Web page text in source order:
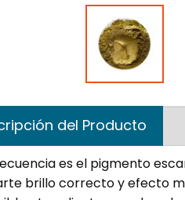
del Producto
es el pigmento
brillo correcto y efecto